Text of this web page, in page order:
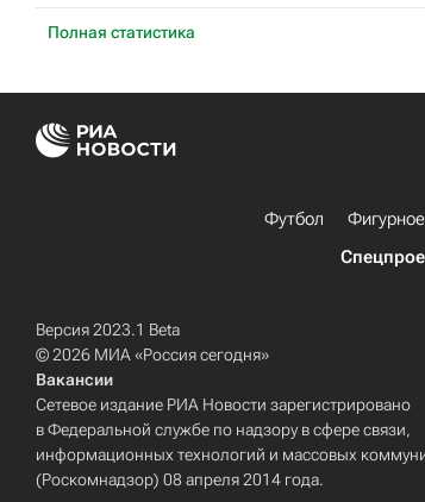
Полная статистика
Футбол
Версия 2023.1 Beta
© 2026 МИА «Россия сегодня»
Вакансии
Сетевое издание РИА Новости зарегистрировано
в Федеральной службе по надзору в сфере связи,
информационных технологий и массовых
(Роскомнадзор) 08 апреля 2014 года.